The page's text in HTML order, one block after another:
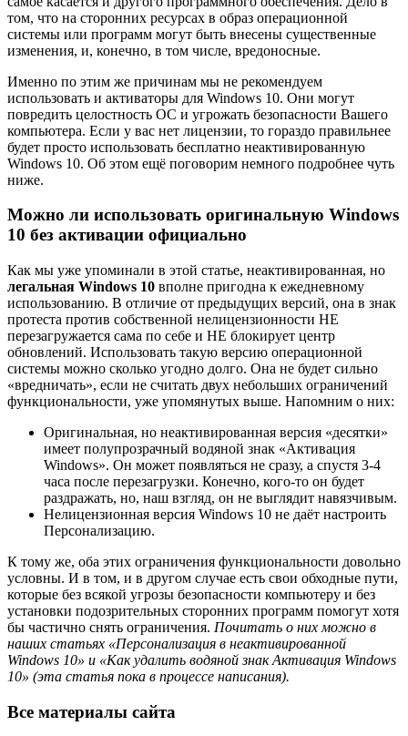
том, что на сторонних ресурсах в образ операционной
системы или программ могут быть внесены существенные
изменения, и, конечно, в том числе, вредоносные.
Именно по этим же причинам мы не рекомендуем
использовать и активаторы для Windows 10. Они могут
повредить целостность ОС и угрожать безопасности Вашего
компьютера. Если у вас нет лицензии, то гораздо правильнее
будет просто использовать бесплатно неактивированную
Windows 10. Об этом ещё поговорим немного подробнее чуть
ниже.
Можно ли использовать оригинальную Windows
10 без активации официально
Как мы уже упоминали в этой статье, неактивированная, но
легальная Windows 10 вполне пригодна к ежедневному
использованию. В отличие от предыдущих версий, она в знак
протеста против собственной нелицензионности НЕ
перезагружается сама по себе и НЕ блокирует центр
обновлений. Использовать такую версию операционной
системы можно сколько угодно долго. Она не будет сильно
«вредничать», если не считать двух небольших ограничений
функциональности, уже упомянутых выше. Напомним о них:
Оригинальная, но неактивированная версия «десятки»
имеет полупрозрачный водяной знак «Активация
Windows». Он может появляться не сразу, а спустя 3-4
часа после перезагрузки. Конечно, кого-то он будет
раздражать, но, наш взгляд, он не выглядит навязчивым.
Нелицензионная версия Windows 10 не даёт настроить
Персонализацию.
К тому же, оба этих ограничения функциональности довольно
условны. И в том, и в другом случае есть свои обходные пути,
которые без всякой угрозы безопасности компьютеру и без
установки подозрительных сторонних программ помогут хотя
бы частично снять ограничения. Почитать о них можно в
наших статьях «Персонализация в неактивированной
Windows 10» и «Как удалить водяной знак Активация Windows
10» (эта статья пока в процессе написания).
Все материалы сайта